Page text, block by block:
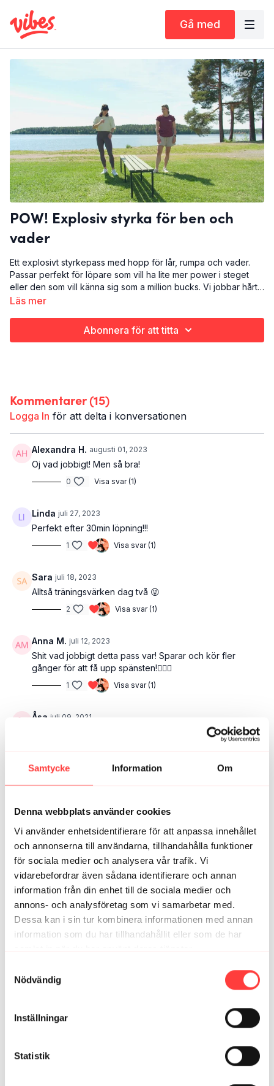
Samtycke Information Om
Denna webbplats använder cookies
Vi använder enhetsidentifierare för att anpassa innehållet
och annonserna till användarna, tillhandahålla funktioner
för sociala medier och analysera vår trafik. Vi
vidarebefordrar även sådana identifierare och annan
information från din enhet till de sociala medier och
annons- och analysföretag som vi samarbetar med.
Dessa kan i sin tur kombinera informationen med annan
information som du har tillhandahållit eller som de har
Nödvändig
Inställningar
Statistik
Gå med
POW! Explosiv styrka för ben och
vader
Ett explosivt styrkepass med hopp för lår, rumpa och vader.
Passar perfekt för löpare som vill ha lite mer power i steget
eller den som vill känna sig som a million bucks. Vi jobbar hårt i
30 sekunder och vilar i en minut (skööönt).
Läs mer
Abonnera för att titta
Kommentarer (15)
Logga In för att delta i konversationen
Alexandra H. augusti 01, 2023
Oj vad jobbigt! Men så bra!
0 Visa svar (1)
Linda juli 27, 2023
Perfekt efter 30min löpning!!!
1 Visa svar (1)
Sara juli 18, 2023
Alltså träningsvärken dag två 😜
2 Visa svar (1)
Anna M. juli 12, 2023
Shit vad jobbigt detta pass var! Sparar och kör fler
gånger för att få upp spänsten!🏃🏼‍♀️
1 Visa svar (1)
Åsa juli 09, 2021
1
Maria S. oktober 26, 2024
Vilket skönt, bra och roligt pass!
1
Jennie H. juli 14, 2022
Jättehärligt pass som fick upp pulsen samtidigt som
man kunde ha kaffekoppen till hands och njuta av vilan.
Annie augusti 08, 2021
0
Härligt och jobbigt pass!